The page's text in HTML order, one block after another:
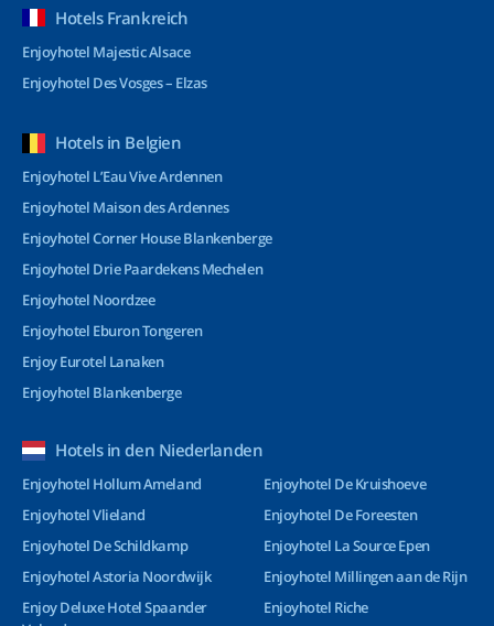
Hotels Frankreich
Enjoyhotel Majestic Alsace
Enjoyhotel Des Vosges – Elzas
Hotels in Belgien
Enjoyhotel L’Eau Vive Ardennen
Enjoyhotel Maison des Ardennes
Enjoyhotel Corner House Blankenberge
Enjoyhotel Drie Paardekens Mechelen
Enjoyhotel Noordzee
Enjoyhotel Eburon Tongeren
Enjoy Eurotel Lanaken
Enjoyhotel Blankenberge
Hotels in den Niederlanden
Enjoyhotel Hollum Ameland
Enjoyhotel Vlieland
Enjoyhotel De Schildkamp
Enjoyhotel Astoria Noordwijk
Enjoy Deluxe Hotel Spaander
Enjoyhotel De Kruishoeve
Enjoyhotel De Foreesten
Enjoyhotel La Source Epen
Enjoyhotel Millingen aan de Rijn
Enjoyhotel Riche